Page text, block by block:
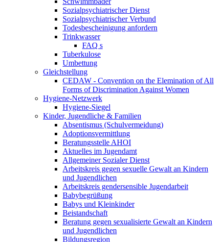
Sozialpsychiatrischer Dienst
Sozialpsychiatrischer Verbund
Todesbescheinigung anfordern
Trinkwasser
FAQ s
Tuberkulose
Umbettung
Gleichstellung
CEDAW - Convention on the Elemination of All
Forms of Discrimination Against Women
Hygiene-Netzwerk
Hygiene-Siegel
Kinder, Jugendliche & Familien
Absentismus (Schulvermeidung)
Adoptionsvermittlung
Beratungsstelle AHOI
Aktuelles im Jugendamt
Allgemeiner Sozialer Dienst
Arbeitskreis gegen sexuelle Gewalt an Kindern
und Jugendlichen
Arbeitskreis gendersensible Jugendarbeit
Babybegrüßung
Babys und Kleinkinder
Beistandschaft
Beratung gegen sexualisierte Gewalt an Kindern
und Jugendlichen
Bildungsregion